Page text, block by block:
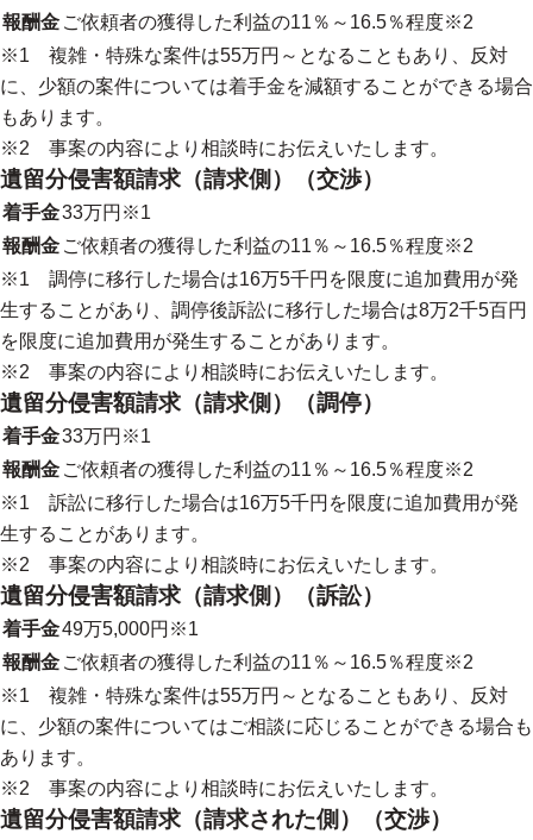
報酬金 ご依頼者の獲得した利益の11％～16.5％程度※2
※1 複雑・特殊な案件は55万円～となることもあり、反対
に、少額の案件については着手金を減額することができる場合
もあります。
※2 事案の内容により相談時にお伝えいたします。
遺留分侵害額請求（請求側）（交渉）
着手金33万円※1
報酬金 ご依頼者の獲得した利益の11％～16.5％程度※2
※1 調停に移行した場合は16万5千円を限度に追加費用が発
生することがあり、調停後訴訟に移行した場合は8万2千5百円
を限度に追加費用が発生することがあります。
※2 事案の内容により相談時にお伝えいたします。
遺留分侵害額請求（請求側）（調停）
着手金33万円※1
報酬金 ご依頼者の獲得した利益の11％～16.5％程度※2
※1 訴訟に移行した場合は16万5千円を限度に追加費用が発
生することがあります。
※2 事案の内容により相談時にお伝えいたします。
遺留分侵害額請求（請求側）（訴訟）
着手金49万5,000円※1
報酬金 ご依頼者の獲得した利益の11％～16.5％程度※2
※1 複雑・特殊な案件は55万円～となることもあり、反対
に、少額の案件についてはご相談に応じることができる場合も
あります。
※2 事案の内容により相談時にお伝えいたします。
遺留分侵害額請求（請求された側）（交渉）